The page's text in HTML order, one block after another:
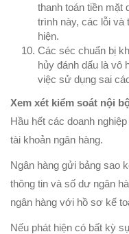
thanh toán tiền mặt
trình này, các lỗi và
hiện.
Các séc chuẩn bị
hủy đánh dấu là vô
việc sử dụng sai
Xem xét kiểm soát nội
Hầu hết các doanh
tài khoản ngân hàng.
Ngân hàng gửi bảng sao
thông tin và số dư ngân
ngân hàng với hồ sơ kế
Nếu phát hiện có bất kỳ